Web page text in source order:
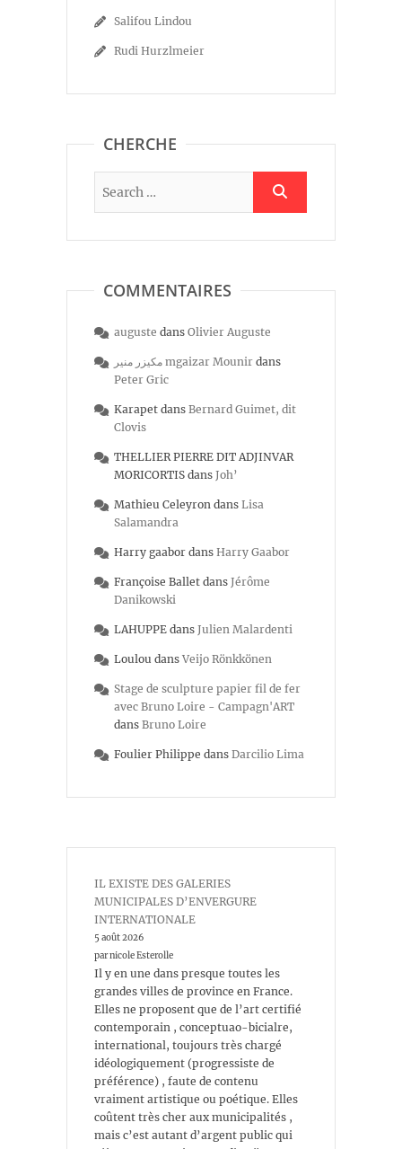
Salifou Lindou
Rudi Hurzlmeier
CHERCHE
COMMENTAIRES
auguste dans Olivier Auguste
مكيزر منير mgaizar Mounir dans
Peter Gric
Karapet dans Bernard Guimet, dit
Clovis
THELLIER PIERRE DIT ADJINVAR
MORICORTIS dans Joh’
Mathieu Celeyron dans Lisa
Salamandra
Harry gaabor dans Harry Gaabor
Françoise Ballet dans Jérôme
Danikowski
LAHUPPE dans Julien Malardenti
Loulou dans Veijo Rönkkönen
Stage de sculpture papier fil de fer
avec Bruno Loire - Campagn'ART
dans Bruno Loire
Foulier Philippe dans Darcilio Lima
IL EXISTE DES GALERIES
MUNICIPALES D’ENVERGURE
INTERNATIONALE
5 août 2026
par nicole Esterolle
Il y en une dans presque toutes les
grandes villes de province en France.
Elles ne proposent que de l’art certifié
contemporain , conceptuao-bicialre,
international, toujours très chargé
idéologiquement (progressiste de
préférence) , faute de contenu
vraiment artistique ou poétique. Elles
coûtent très cher aux municipalités ,
mais c’est autant d’argent public qui